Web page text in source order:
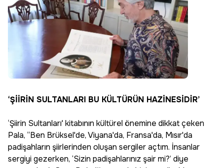
‘ŞİİRİN SULTANLARI BU KÜLTÜRÜN HAZİNESİDİR’
‘Şiirin Sultanları' kitabının kültürel önemine dikkat çeken
Pala, “Ben Brüksel'de, Viyana'da, Fransa'da, Mısır'da
padişahların şiirlerinden oluşan sergiler açtım. İnsanlar
sergiyi gezerken, ‘Sizin padişahlarınız şair mi?’ diye